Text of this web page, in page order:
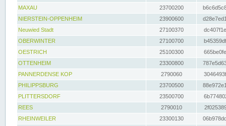
MAXAU
23700200
NIERSTEIN-OPPENHEIM
23900600
Neuwied Stadt
27100370
OBERWINTER
27100700
OESTRICH
25100300
OTTENHEIM
23300800
PANNERDENSE KOP
2790060
PHILIPPSBURG
23700500
PLITTERSDORF
23500700
REES
2790010
RHEINWEILER
23300130